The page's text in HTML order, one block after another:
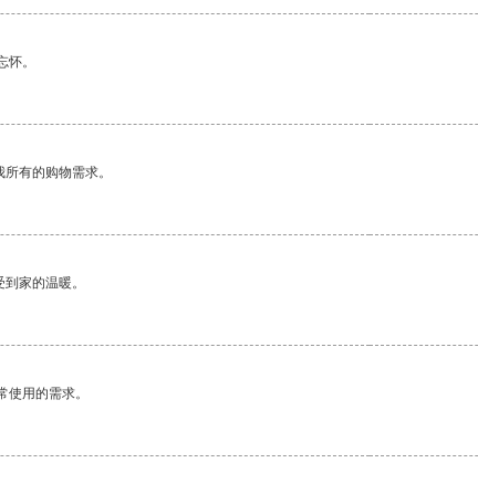
。
有的购物需求。
家的温暖。
用的需求。